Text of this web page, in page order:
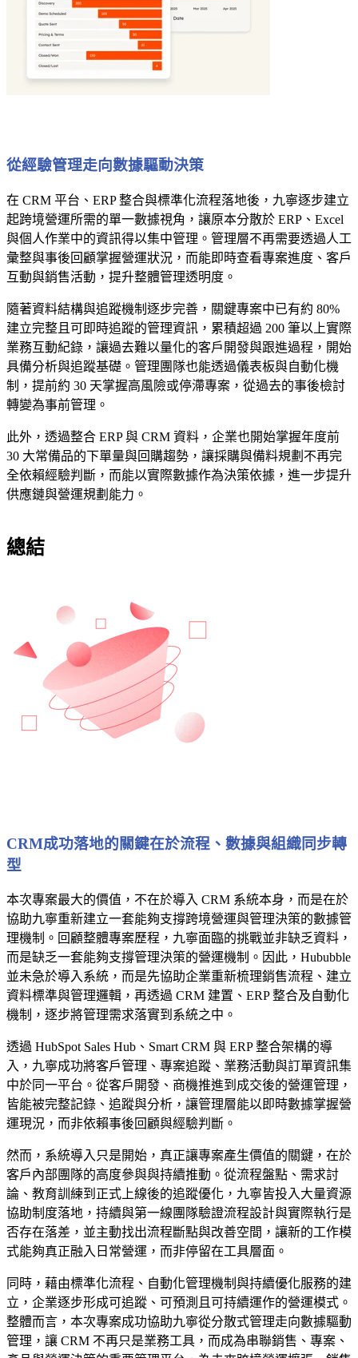
從經驗管理走向數據驅動決策
在 CRM 平台、ERP 整合與標準化流程落地後，九寧逐步建立
起跨境營運所需的單一數據視角，讓原本分散於 ERP、Excel
與個人作業中的資訊得以集中管理。管理層不再需要透過人工
彙整與事後回顧掌握營運狀況，而能即時查看專案進度、客戶
互動與銷售活動，提升整體管理透明度。
隨著資料結構與追蹤機制逐步完善，關鍵專案中已有約 80%
建立完整且可即時追蹤的管理資訊，累積超過 200 筆以上實際
業務互動紀錄，讓過去難以量化的客戶開發與跟進過程，開始
具備分析與追蹤基礎。管理團隊也能透過儀表板與自動化機
制，提前約 30 天掌握高風險或停滯專案，從過去的事後檢討
轉變為事前管理。
此外，透過整合 ERP 與 CRM 資料，企業也開始掌握年度前
30 大常備品的下單量與回購趨勢，讓採購與備料規劃不再完
全依賴經驗判斷，而能以實際數據作為決策依據，進一步提升
供應鏈與營運規劃能力。
總結
CRM成功落地的關鍵在於流程、數據與組織同步轉
型
本次專案最大的價值，不在於導入 CRM 系統本身，而是在於
協助九寧重新建立一套能夠支撐跨境營運與管理決策的數據管
理機制。回顧整體專案歷程，九寧面臨的挑戰並非缺乏資料，
而是缺乏一套能夠支撐管理決策的營運機制。因此，Hububble
並未急於導入系統，而是先協助企業重新梳理銷售流程、建立
資料標準與管理邏輯，再透過 CRM 建置、ERP 整合及自動化
機制，逐步將管理需求落實到系統之中。
透過 HubSpot Sales Hub、Smart CRM 與 ERP 整合架構的導
入，九寧成功將客戶管理、專案追蹤、業務活動與訂單資訊集
中於同一平台。從客戶開發、商機推進到成交後的營運管理，
皆能被完整記錄、追蹤與分析，讓管理層能以即時數據掌握營
運現況，而非依賴事後回顧與經驗判斷。
然而，系統導入只是開始，真正讓專案產生價值的關鍵，在於
客戶內部團隊的高度參與與持續推動。從流程盤點、需求討
論、教育訓練到正式上線後的追蹤優化，九寧皆投入大量資源
協助制度落地，持續與第一線團隊驗證流程設計與實際執行是
否存在落差，並主動找出流程斷點與改善空間，讓新的工作模
式能夠真正融入日常營運，而非停留在工具層面。
同時，藉由標準化流程、自動化管理機制與持續優化服務的建
立，企業逐步形成可追蹤、可預測且可持續運作的營運模式。
整體而言，本次專案成功協助九寧從分散式管理走向數據驅動
管理，讓 CRM 不再只是業務工具，而成為串聯銷售、專案、